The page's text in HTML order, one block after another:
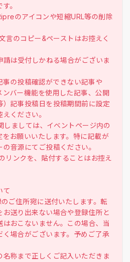
。
のアイコンや短縮URL等の削除
言のコピー&ペーストはお控えく
は受付しかねる場合がございま
の投稿確認ができない記事や
ンバー機能を使用した記事、公開
記事投稿日を投稿期間前に設定
ください。
しましては、イベントページ内の
お願いいたします。特に記載が
音源にてご投稿ください。
リンクを、貼付することはお控え
て
ご住所宛に送付いたします。転
お送り出来ない場合や登録住所と
おこないません。この場合、当
場合がございます。予めご了承
称まで正しくご記入いただきま